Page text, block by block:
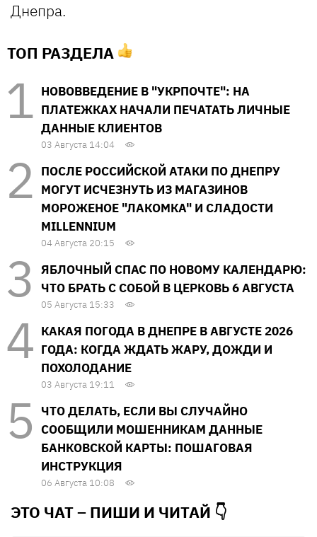
Днепра.
ТОП РАЗДЕЛА
НОВОВВЕДЕНИЕ В "УКРПОЧТЕ": НА
ПЛАТЕЖКАХ НАЧАЛИ ПЕЧАТАТЬ ЛИЧНЫЕ
ДАННЫЕ КЛИЕНТОВ
03 Августа 14:04
ПОСЛЕ РОССИЙСКОЙ АТАКИ ПО ДНЕПРУ
МОГУТ ИСЧЕЗНУТЬ ИЗ МАГАЗИНОВ
МОРОЖЕНОЕ "ЛАКОМКА" И СЛАДОСТИ
MILLENNIUM
04 Августа 20:15
ЯБЛОЧНЫЙ СПАС ПО НОВОМУ КАЛЕНДАРЮ:
ЧТО БРАТЬ С СОБОЙ В ЦЕРКОВЬ 6 АВГУСТА
05 Августа 15:33
КАКАЯ ПОГОДА В ДНЕПРЕ В АВГУСТЕ 2026
ГОДА: КОГДА ЖДАТЬ ЖАРУ, ДОЖДИ И
ПОХОЛОДАНИЕ
03 Августа 19:11
ЧТО ДЕЛАТЬ, ЕСЛИ ВЫ СЛУЧАЙНО
СООБЩИЛИ МОШЕННИКАМ ДАННЫЕ
БАНКОВСКОЙ КАРТЫ: ПОШАГОВАЯ
ИНСТРУКЦИЯ
06 Августа 10:08
ЭТО ЧАТ – ПИШИ И ЧИТАЙ 👇